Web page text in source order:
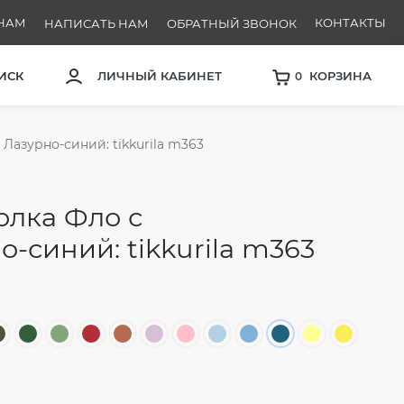
НАПИСАТЬ НАМ ОБРАТНЫЙ ЗВОНОК КОНТАКТЫ
ЛИЧНЫЙ КАБИНЕТ 0 КОРЗИНА
Лазурно-синий: tikkurila m363
Фло с
синий: tikkurila m363